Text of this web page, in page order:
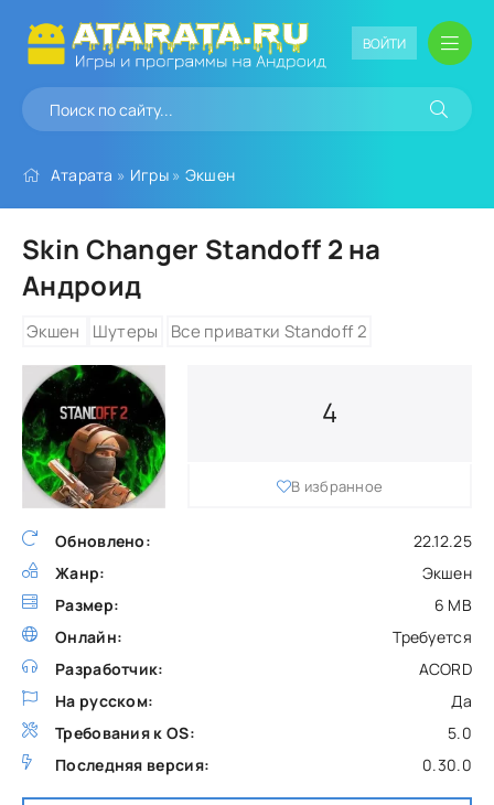
ВОЙТИ
Атарата » Игры» Экшен
Skin Changer Standoff 2 на
Андроид
Экшен Шутеры Все приватки Standoff 2
Обновлено:
22.12.25
Жанр:
Экшен
Размер:
6 MB
Онлайн:
Требуется
Разработчик:
ACORD
На русском:
Да
Требования к OS:
5.0
Последняя версия:
0.30.0
4
В избранное